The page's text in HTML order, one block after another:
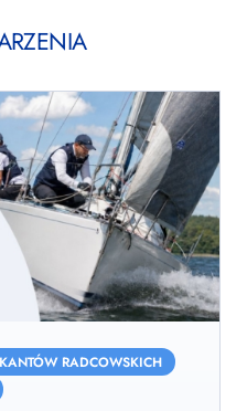
RADCOWSKICH